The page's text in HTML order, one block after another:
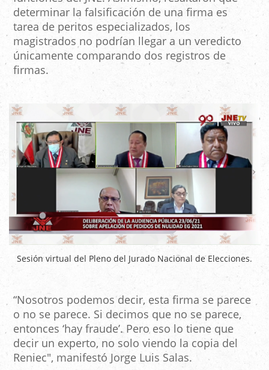
determinar la falsificación de una firma es
tarea de peritos especializados, los
magistrados no podrían llegar a un veredicto
únicamente comparando dos registros de
firmas.
Sesión virtual del Pleno del Jurado Nacional de Elecciones.
“Nosotros podemos decir, esta firma se parece
o no se parece. Si decimos que no se parece,
entonces ‘hay fraude’. Pero eso lo tiene que
decir un experto, no solo viendo la copia del
Reniec", manifestó Jorge Luis Salas.